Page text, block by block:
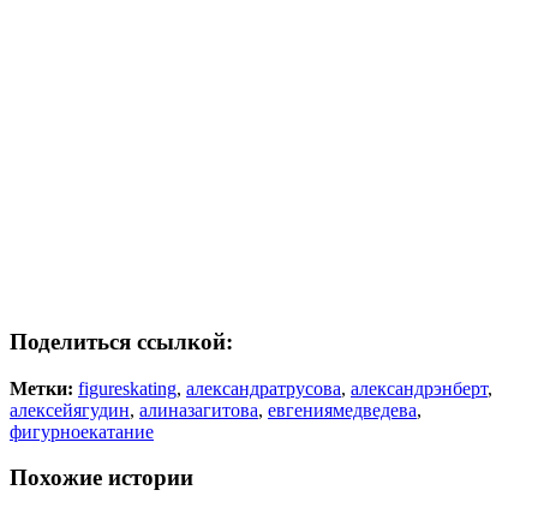
Поделиться ссылкой:
Метки: figureskating, александратрусова, александрэнберт,
алексейягудин, алиназагитова, евгениямедведева,
фигурноекатание
Похожие истории